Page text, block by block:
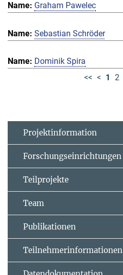
Graham Pawelec
Sebastian Schröder
Dominik Spira
<< < 1 2
Projektinformation
Forschungseinrichtungen
Teilprojekte
Team
Publikationen
Teilnehmerinformationen